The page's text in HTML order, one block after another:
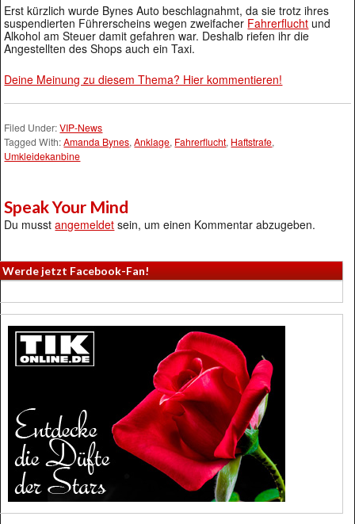
Erst kürzlich wurde Bynes Auto beschlagnahmt, da sie trotz ihres
suspendierten Führerscheins wegen zweifacher Fahrerflucht und
Alkohol am Steuer damit gefahren war. Deshalb riefen ihr die
Angestellten des Shops auch ein Taxi.
Deine Meinung zu diesem Thema? Hier kommentieren!
Filed Under:VIP-News
Tagged With:Amanda Bynes,Anklage, Fahrerflucht, Haftstrafe,
Umkleidekanbine
Speak Your Mind
Du musstangemeldet sein, um einen Kommentar abzugeben.
Werde jetzt Facebook-Fan!